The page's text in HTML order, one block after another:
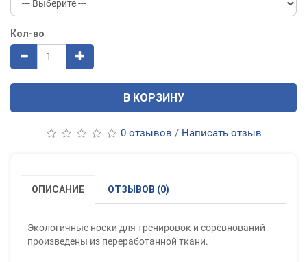
Кол-во
В КОРЗИНУ
0 отзывов / Написать отзыв
ОПИСАНИЕ ОТЗЫВОВ (0)
Экологичные носки для тренировок и соревнований
произведены из переработанной ткани.